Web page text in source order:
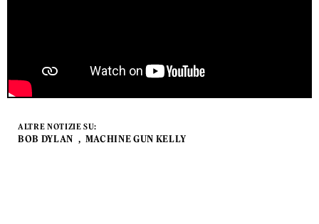
ALTRE NOTIZIE SU:
BOB DYLAN MACHINE GUN KELLY